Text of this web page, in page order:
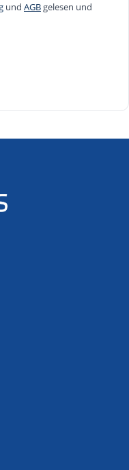
und AGBgelesen und